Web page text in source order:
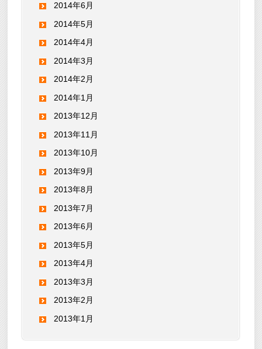
2014年6月
2014年5月
2014年4月
2014年3月
2014年2月
2014年1月
2013年12月
2013年11月
2013年10月
2013年9月
2013年8月
2013年7月
2013年6月
2013年5月
2013年4月
2013年3月
2013年2月
2013年1月